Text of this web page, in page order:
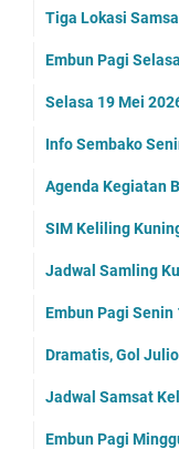
Tiga Lokasi
Embun Pagi
Selasa 19 Mei
Info Sembako
Agenda Kegiatan
SIM Keliling
Jadwal Samling
Embun Pagi
Dramatis, Gol
Jadwal Samsat
Embun Pagi